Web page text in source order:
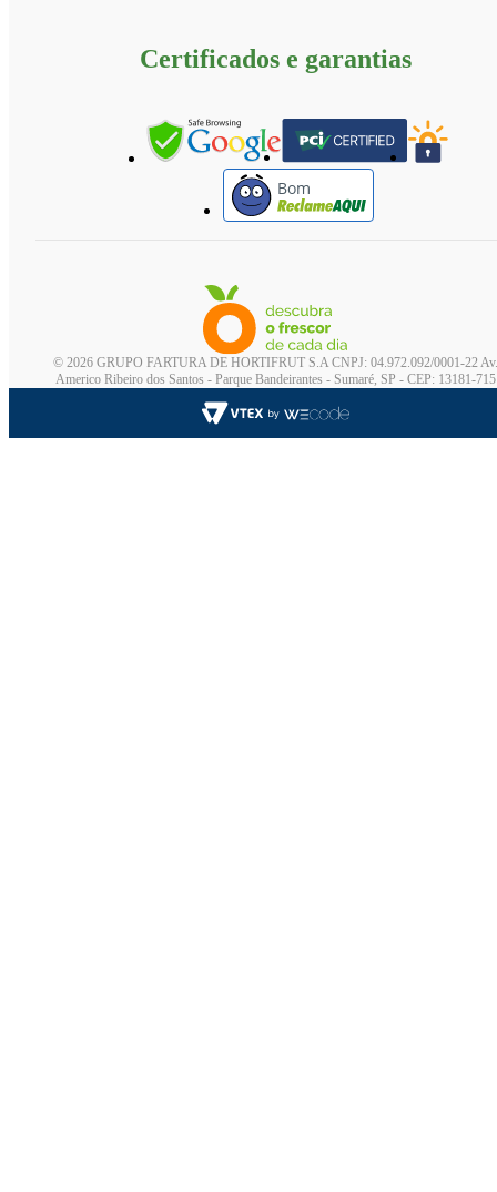
Certificados e garantias
Bom
© 2026 GRUPO FARTURA DE HORTIFRUT S.A CNPJ: 04.972.092/0001-22 Av.
Americo Ribeiro dos Santos - Parque Bandeirantes - Sumaré, SP - CEP: 13181-715